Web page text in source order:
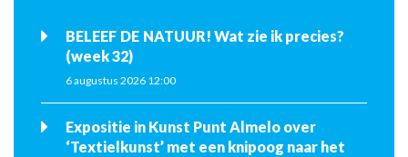
BELEEF DE NATUUR! Wat zie ik precies?
(week 32)
6 augustus 2026 12:00
Expositie in Kunst Punt Almelo over
‘Textielkunst’ met een knipoog naar het